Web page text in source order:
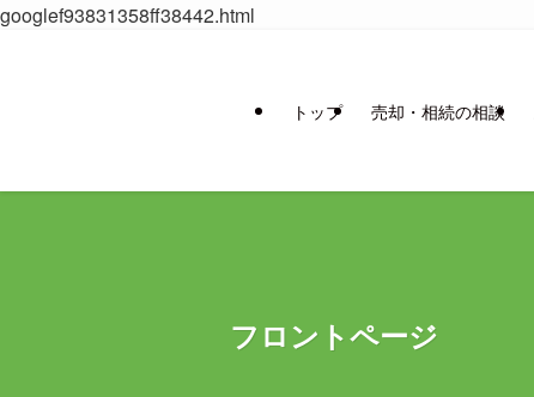
googlef93831358ff38442.html
トップ 売却・相続の相談
フロントページ